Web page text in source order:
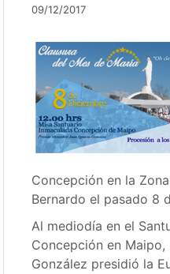
09/12/2017
Concepción en la
Bernardo el pasado 8
Al mediodía en el
Concepción en
González presidió la